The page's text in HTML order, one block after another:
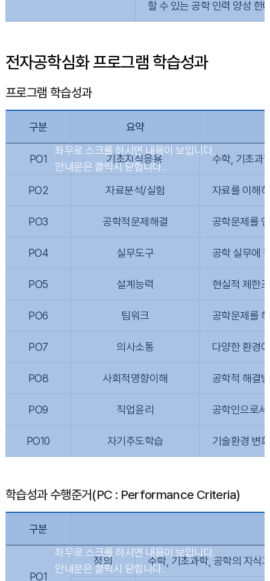
할 수 있는 공학 인력 양성 한
전자공학심화 프로그램 학습성과
프로그램 학습성과
구분 요약
PO1 기초지식응용 수학, 기초과
PO2 자료분석/실험 자료를 이해
PO3 공학적문제해결 공학문제를
PO4 실무도구 공학 실무에
PO5 설계능력 현실적 제한
PO6 팀워크 공학문제를
PO7 의사소통 다양한 환경
PO8 사회적영향이해 공학적 해결
PO9 직업윤리 공학인으로
PO10 자기주도학습 기술환경 변
학습성과 수행준거(PC : Performance Criteria)
구분
PO1
정의 수학, 기초과학, 공학의 지식